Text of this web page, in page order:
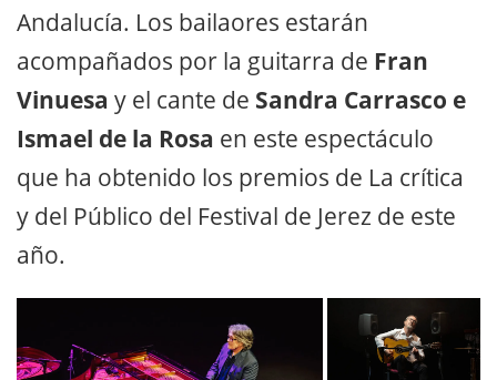
Andalucía. Los bailaores estarán
acompañados por la guitarra de Fran
Vinuesa y el cante de Sandra Carrasco e
Ismael de la Rosa en este espectáculo
que ha obtenido los premios de La crítica
y del Público del Festival de Jerez de este
año.